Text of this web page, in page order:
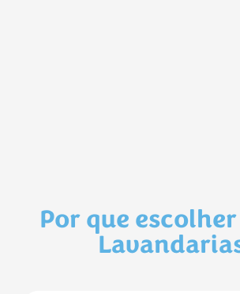
Por que